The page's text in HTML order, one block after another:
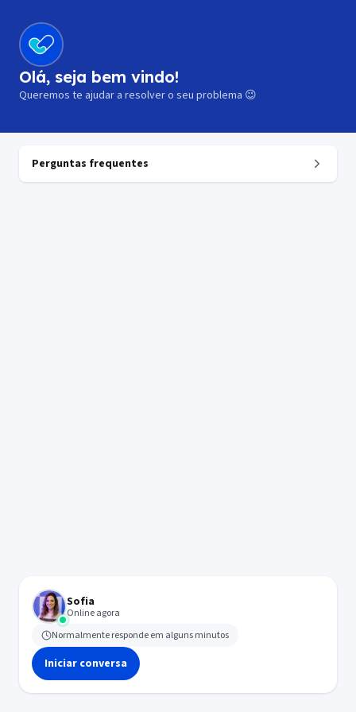
Olá, seja bem vindo!
Queremos te ajudar a resolver o seu problema 😉
Perguntas frequentes
Sofia
Online agora
Normalmente responde em alguns minutos
Iniciar conversa